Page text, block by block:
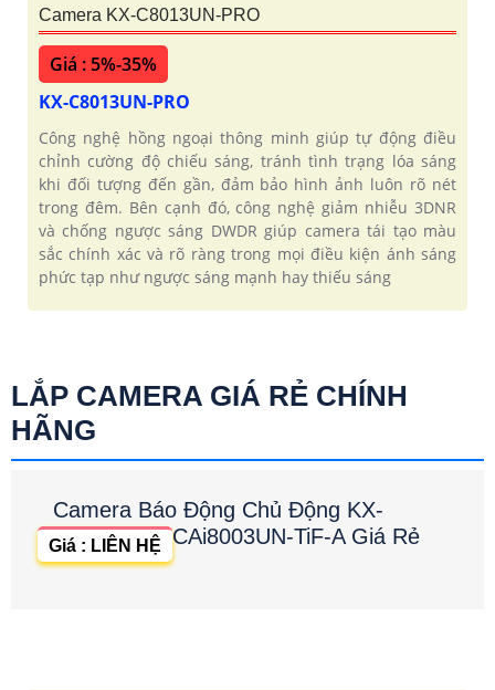
Camera KX-C8013UN-PRO
Giá : 5%-35%
KX-C8013UN-PRO
Công nghệ hồng ngoại thông minh giúp tự động điều
chỉnh cường độ chiếu sáng, tránh tình trạng lóa sáng
khi đối tượng đến gần, đảm bảo hình ảnh luôn rõ nét
trong đêm. Bên cạnh đó, công nghệ giảm nhiễu 3DNR
và chống ngược sáng DWDR giúp camera tái tạo màu
sắc chính xác và rõ ràng trong mọi điều kiện ánh sáng
phức tạp như ngược sáng mạnh hay thiếu sáng
LẮP CAMERA GIÁ RẺ CHÍNH
HÃNG
Camera Báo Động Chủ Động KX-
CAi8003UN-TiF-A Giá Rẻ
Giá : LIÊN HỆ